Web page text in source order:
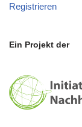
Registrieren
Ein Projekt der